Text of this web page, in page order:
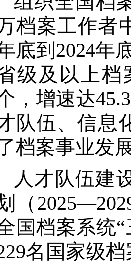
档案工作者
底到2024年
级及以上档
，增速达
队伍、信息
档案事业发
人才队伍建
（
国档案系统
名国家级